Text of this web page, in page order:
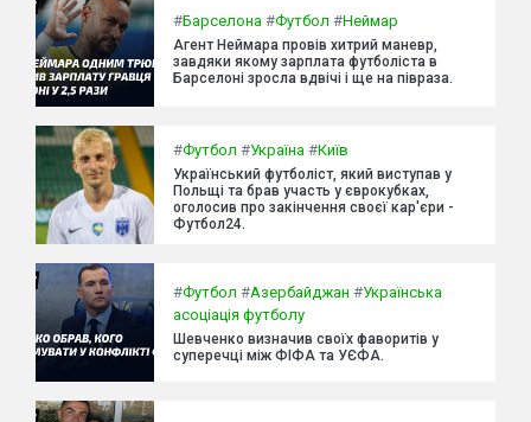
#Барселона #Футбол #Неймар
Агент Неймара провів хитрий маневр,
завдяки якому зарплата футболіста в
Барселоні зросла вдвічі і ще на півраза.
#Футбол #Україна #Київ
Український футболіст, який виступав у
Польщі та брав участь у єврокубках,
оголосив про закінчення своєї кар'єри -
Футбол24.
#Футбол #Азербайджан #Українська
асоціація футболу
Шевченко визначив своїх фаворитів у
суперечці між ФІФА та УЄФА.